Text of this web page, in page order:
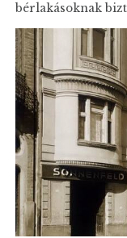
bérlakásoknak